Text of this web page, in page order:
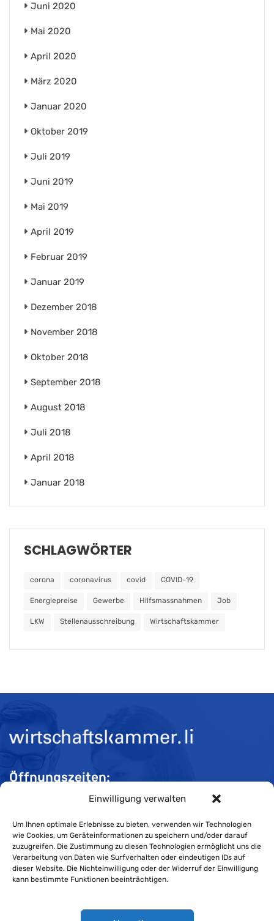
Einwilligung verwalten
Um Ihnen optimale Erlebnisse zu bieten, verwenden wir Technologien
wie Cookies, um Geräteinformationen zu speichern und/oder darauf
zuzugreifen. Die Zustimmung zu diesen Technologien ermöglicht uns die
Verarbeitung von Daten wie Surfverhalten oder eindeutigen IDs auf
dieser Website. Die Nichteinwilligung oder der Widerruf der Einwilligung
kann bestimmte Funktionen beeinträchtigen.
Juni 2020
Mai 2020
April 2020
März 2020
Januar 2020
Oktober 2019
Juli 2019
Juni 2019
Mai 2019
April 2019
Februar 2019
Januar 2019
Dezember 2018
November 2018
Oktober 2018
September 2018
August 2018
Juli 2018
April 2018
Januar 2018
SCHLAGWÖRTER
corona coronavirus covid COVID-19
Energiepreise Gewerbe Hilfsmassnahmen Job
LKW Stellenausschreibung Wirtschaftskammer
Öffnungszeiten:
Mo-Do 08:00 bis 11:30 und 13:30 bis 16:30 Uhr
Fr 08:00 bis 11:30 und 13:30 bis 16:00 Uhr
Impressum
Cookie-Richtlinie